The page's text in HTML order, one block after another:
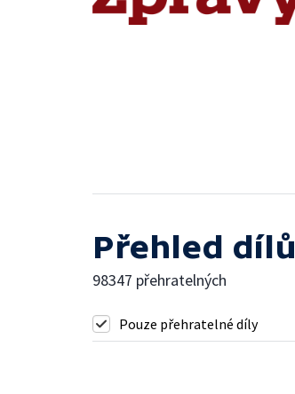
Přehled dílů
98347 přehratelných
Pouze přehratelné díly